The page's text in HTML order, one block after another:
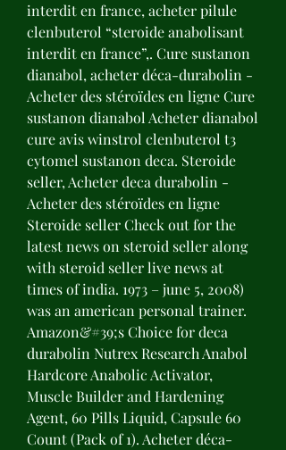
interdit en france, acheter pilule
clenbuterol “steroide anabolisant
interdit en france”,. Cure sustanon
dianabol, acheter déca-durabolin -
Acheter des stéroïdes en ligne Cure
sustanon dianabol Acheter dianabol
cure avis winstrol clenbuterol t3
cytomel sustanon deca. Steroide
seller, Acheter deca durabolin -
Acheter des stéroïdes en ligne
Steroide seller Check out for the
latest news on steroid seller along
with steroid seller live news at
times of india. 1973 – june 5, 2008)
was an american personal trainer.
Amazon&#39;s Choice for deca
durabolin Nutrex Research Anabol
Hardcore Anabolic Activator,
Muscle Builder and Hardening
Agent, 60 Pills Liquid, Capsule 60
Count (Pack of 1). Acheter déca-